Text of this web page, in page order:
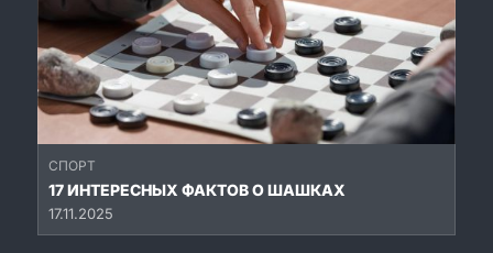
СПОРТ
17 ИНТЕРЕСНЫХ ФАКТОВ О ШАШКАХ
17.11.2025